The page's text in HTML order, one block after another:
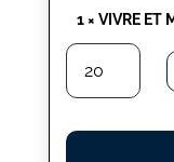
1× VIVRE ET
quantité
VIVRE
ET